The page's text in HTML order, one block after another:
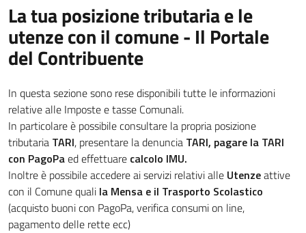
La tua posizione tributaria e le
utenze con il comune - Il Portale
del Contribuente
In questa sezione sono rese disponibili tutte le informazioni
relative alle Imposte e tasse Comunali.
In particolare è possibile consultare la propria posizione
tributaria TARI, presentare la denuncia TARI, pagare la TARI
con PagoPaed effettuare calcolo IMU.
Inoltre è possibile accedere ai servizi relativi alle Utenzeattive
con il Comune quali la Mensa e il Trasporto Scolastico
(acquisto buoni con PagoPa, verifica consumi on line,
pagamento delle rette ecc)